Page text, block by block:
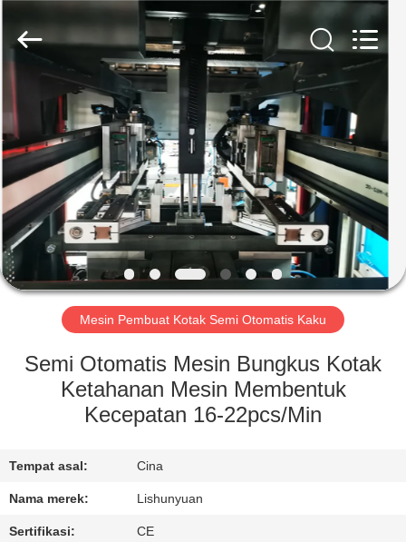
RUMAH
PRODUK
TENTANG
KAMI
TUR
PABRIK
KONTROL
KUALITAS
HUBUNGI
KAMI
Automation
Co.,
Mesin Pembuat Kotak Semi Otomatis Kaku
Semi Otomatis Mesin Bungkus Kotak
Ketahanan Mesin Membentuk
Kecepatan 16-22pcs/Min
Tempat asal: Cina
Nama merek: Lishunyuan
Sertifikasi: CE